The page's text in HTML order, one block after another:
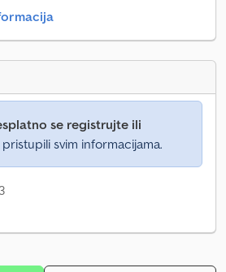
se registrujte ili
svim informacijama.